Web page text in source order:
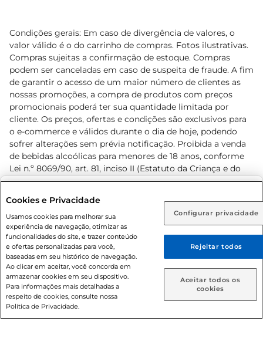
Rio de Janeiro (RJ) Goiás (GO)
Ou
Caso queira comprar online, informe como deseja receber
suas compras:
Entrega em casa Retire em Loja
Condições gerais: Em caso de divergência de valores, o
valor válido é o do carrinho de compras. Fotos ilustrativas.
Compras sujeitas a confirmação de estoque. Compras
podem ser canceladas em caso de suspeita de fraude. A fim
de garantir o acesso de um maior número de clientes as
nossas promoções, a compra de produtos com preços
promocionais poderá ter sua quantidade limitada por
cliente. Os preços, ofertas e condições são exclusivos para
o e-commerce e válidos durante o dia de hoje, podendo
sofrer alterações sem prévia notificação. Proibida a venda
de bebidas alcoólicas para menores de 18 anos, conforme
Lei n.º 8069/90, art. 81, inciso II (Estatuto da Criança e do
Adolescente). Preços e condições exclusivos para o
prévio. O valor mínimo para as compras on-line é de R$
80,00.
© 2026 Copyright. Todos os direitos
reservados Prezunic.
Cookies e Privacidade
Usamos cookies para melhorar sua
experiência de navegação, otimizar as
funcionalidades do site, e trazer conteúdo
e ofertas personalizadas para você,
baseadas em seu histórico de navegação.
Ao clicar em aceitar, você concorda em
armazenar cookies em seu dispositivo.
Para informações mais detalhadas a
respeito de cookies, consulte nossa
Política de Privacidade.
Configurar privacidade
Rejeitar todos
Aceitar todos os
cookies